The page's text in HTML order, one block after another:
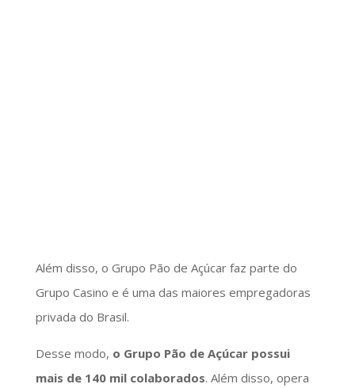
Além disso, o Grupo Pão de Açúcar faz parte do
Grupo Casino e é uma das maiores empregadoras
privada do Brasil.
Desse modo, o Grupo Pão de Açúcar possui
mais de 140 mil colaborados. Além disso, opera